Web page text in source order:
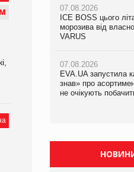
М
07.08.2026
ICE BOSS цього
морозива від
VARUS
07.08.2026
EVA.UA запустила
знав» про
не очікують
07.08.2026
ICE BOSS цього
морозива від
VARUS
07.08.2026
EVA.UA запустила
знав» про
не очікують
07.08.2026
Франція заборонила